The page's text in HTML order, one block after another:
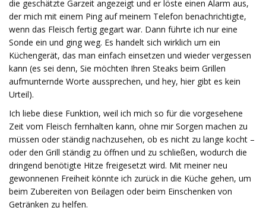
die geschätzte Garzeit angezeigt und er löste einen Alarm aus,
der mich mit einem Ping auf meinem Telefon benachrichtigte,
wenn das Fleisch fertig gegart war. Dann führte ich nur eine
Sonde ein und ging weg. Es handelt sich wirklich um ein
Küchengerät, das man einfach einsetzen und wieder vergessen
kann (es sei denn, Sie möchten Ihren Steaks beim Grillen
aufmunternde Worte aussprechen, und hey, hier gibt es kein
Urteil).
Ich liebe diese Funktion, weil ich mich so für die vorgesehene
Zeit vom Fleisch fernhalten kann, ohne mir Sorgen machen zu
müssen oder ständig nachzusehen, ob es nicht zu lange kocht –
oder den Grill ständig zu öffnen und zu schließen, wodurch die
dringend benötigte Hitze freigesetzt wird. Mit meiner neu
gewonnenen Freiheit könnte ich zurück in die Küche gehen, um
beim Zubereiten von Beilagen oder beim Einschenken von
Getränken zu helfen.